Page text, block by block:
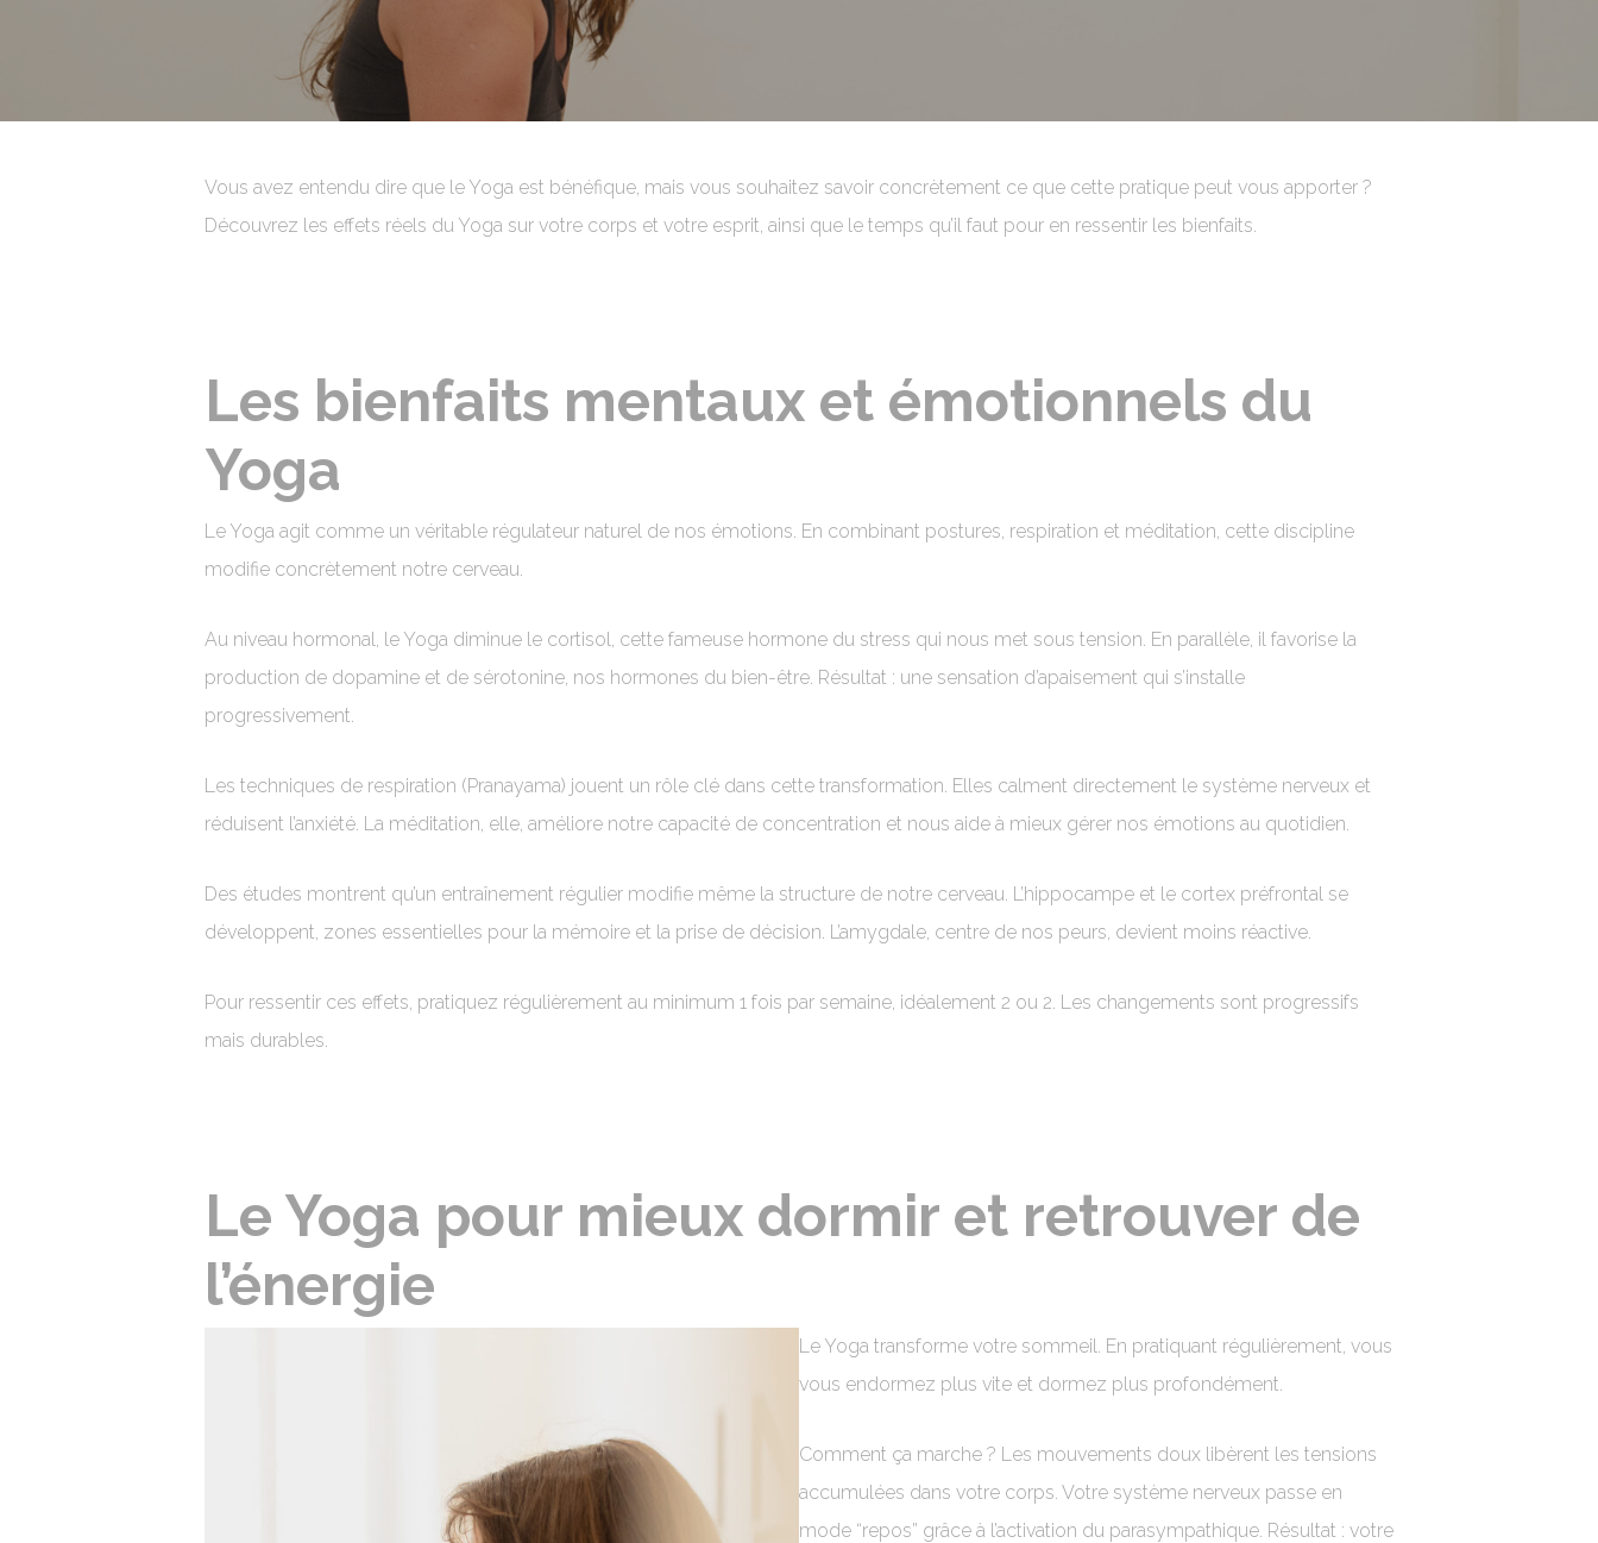
Vous avez entendu dire que le Yoga est bénéfique, mais vous souhaitez savoir concrètement ce que cette pratique peut vous apporter ?
Découvrez les effets réels du Yoga sur votre corps et votre esprit, ainsi que le temps qu’il faut pour en ressentir les bienfaits.
Les bienfaits mentaux et émotionnels du
Yoga
Le Yoga agit comme un véritable régulateur naturel de nos émotions. En combinant postures, respiration et méditation, cette discipline
modifie concrètement notre cerveau.
Au niveau hormonal, le Yoga diminue le cortisol, cette fameuse hormone du stress qui nous met sous tension. En parallèle, il favorise la
production de dopamine et de sérotonine, nos hormones du bien-être. Résultat : une sensation d’apaisement qui s’installe
progressivement.
Les techniques de respiration (Pranayama) jouent un rôle clé dans cette transformation. Elles calment directement le système nerveux et
réduisent l’anxiété. La méditation, elle, améliore notre capacité de concentration et nous aide à mieux gérer nos émotions au quotidien.
Des études montrent qu’un entraînement régulier modifie même la structure de notre cerveau. L’hippocampe et le cortex préfrontal se
développent, zones essentielles pour la mémoire et la prise de décision. L’amygdale, centre de nos peurs, devient moins réactive.
Pour ressentir ces effets, pratiquez régulièrement au minimum 1 fois par semaine, idéalement 2 ou 2. Les changements sont progressifs
mais durables.
Le Yoga pour mieux dormir et retrouver de
l’énergie
Le Yoga transforme votre sommeil. En pratiquant régulièrement, vous
vous endormez plus vite et dormez plus profondément.
Comment ça marche ? Les mouvements doux libèrent les tensions
accumulées dans votre corps. Votre système nerveux passe en
mode “repos” grâce à l’activation du parasympathique. Résultat : votre